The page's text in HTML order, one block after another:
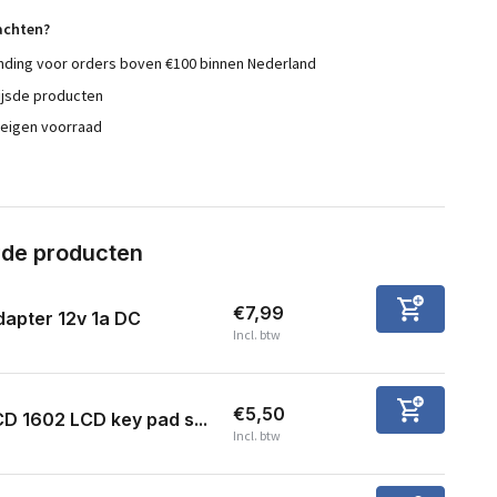
voor orders boven €100 binnen Nederland
producten
voorraad
producten
12v 1a DC €7,99
Incl. btw
1602 LCD key pad s... €5,50
Incl. btw